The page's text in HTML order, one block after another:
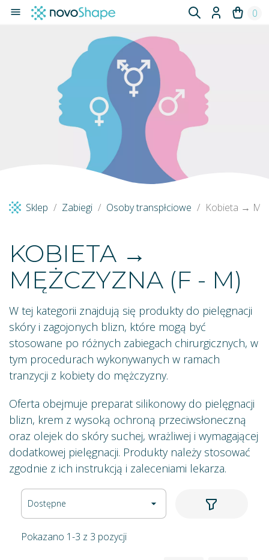
 0
Sklep Zabiegi Osoby transpłciowe Kobieta →
KOBIETA →
MĘŻCZYZNA (F - M)
W tej kategorii znajdują się produkty do pielęgnacji
skóry i zagojonych blizn, które mogą być
stosowane po różnych zabiegach chirurgicznych, w
tym procedurach wykonywanych w ramach
tranzycji z kobiety do mężczyzny.
Oferta obejmuje preparat silikonowy do pielęgnacji
blizn, krem z wysoką ochroną przeciwsłoneczną
oraz olejek do skóry suchej, wrażliwej i wymagającej
dodatkowej pielęgnacji. Produkty należy stosować
zgodnie z ich instrukcją i zaleceniami lekarza.
Dostępne 
Pokazano 1-3 z 3 pozycji